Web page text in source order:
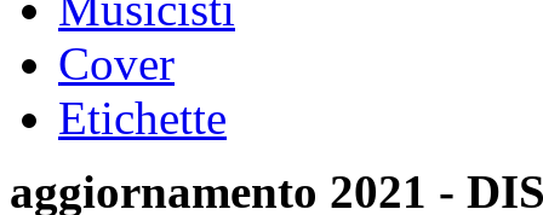
Cover
Etichette
aggiornamento 2021 -